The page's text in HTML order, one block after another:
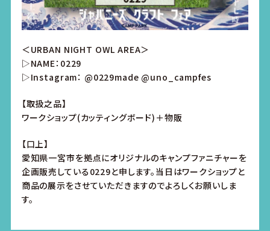
＜URBAN NIGHT OWL AREA＞
▷NAME：0229
▷Instagram： @0229made @uno_campfes
【取扱之品】
ワークショップ(カッティングボード)＋物販
【口上】
愛知県一宮市を拠点にオリジナルのキャンプファニチャーを
企画販売している0229と申します。当日はワークショップと
商品の展示をさせていただきますのでよろしくお願いしま
す。